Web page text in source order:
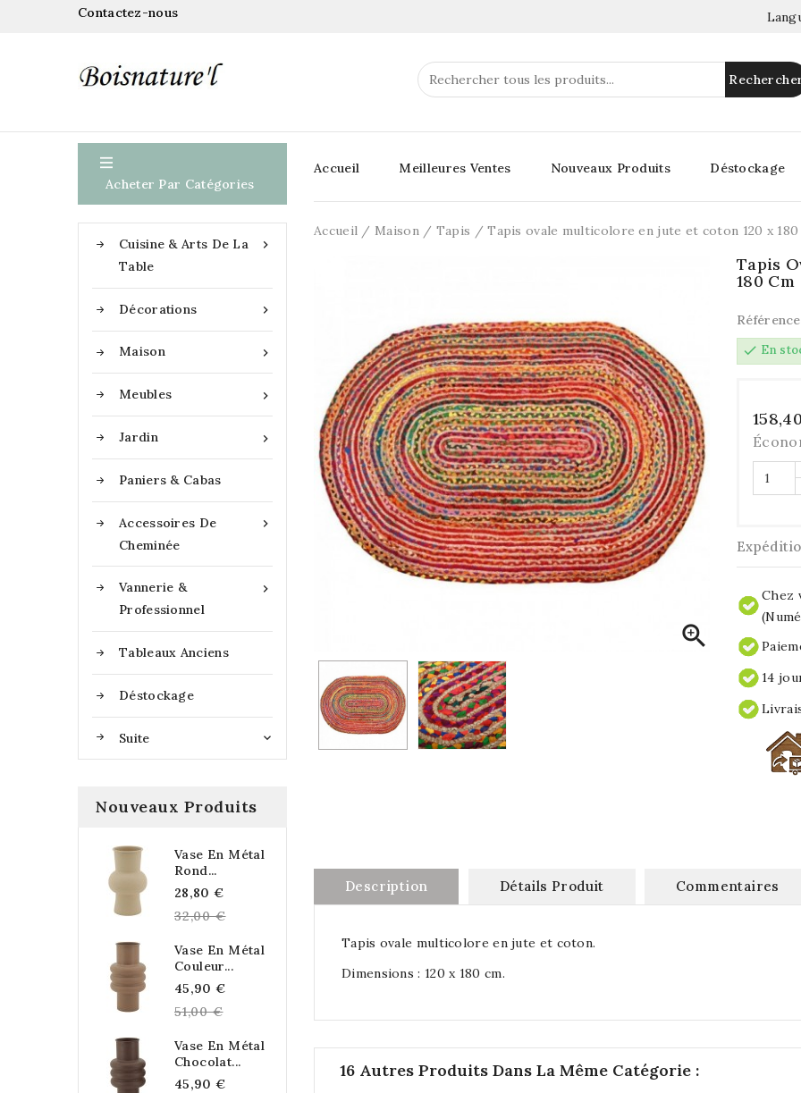
Contactez-nous

Acheter Par Catégories

Cuisine & Arts De La
Table

Décorations

Maison

Meubles

Jardin
Paniers & Cabas

Accessoires De
Cheminée

Vannerie &
Professionnel
Tableaux Anciens
Déstockage
Suite 
Nouveaux Produits
Vase En Métal
Rond...
28,80 €
price
32,00 €
Vase En Métal
Couleur...
45,90 €
51,00 €
Vase En Métal
Chocolat...
45,90 €
Accueil Meilleures Ventes Nouveaux Produits Déstockage
Accueil Maison Tapis Tapis ovale multicolore en jute et coton 120 x 180

Tapis
180 Cm
Référence
check En
Chez
14
Description Détails Produit Commentaires
Tapis ovale multicolore en jute et coton.
Dimensions : 120 x 180 cm.
16 Autres Produits Dans La Même Catégorie :